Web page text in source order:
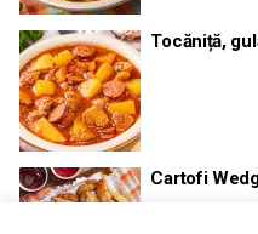
Tocăniță,
Cartofi